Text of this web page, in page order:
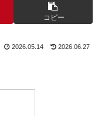
コピー
2026.05.14 2026.06.27